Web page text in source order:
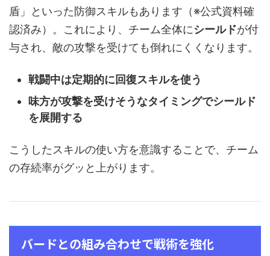
盾」といった防御スキルもあります（※公式資料確
認済み）。これにより、チーム全体にシールドが付
与され、敵の攻撃を受けても倒れにくくなります。
戦闘中は定期的に回復スキルを使う
味方が攻撃を受けそうなタイミングでシールド
を展開する
こうしたスキルの使い方を意識することで、チーム
の存続率がグッと上がります。
バードとの組み合わせで戦術を強化